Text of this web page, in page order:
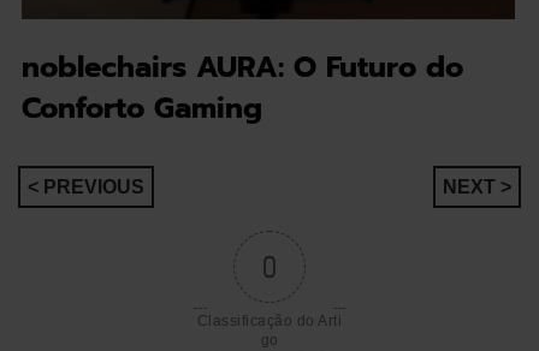
noblechairs AURA: O Futuro do
Conforto Gaming
Navegação
< PREVIOUS NEXT >
0
Classificação do Arti
go